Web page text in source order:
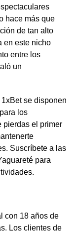
hace más que
de tan alto
en este nicho
entre los
un
se disponen
los
pierdas el primer
Suscríbete a las
para
con 18 años de
Los clientes de